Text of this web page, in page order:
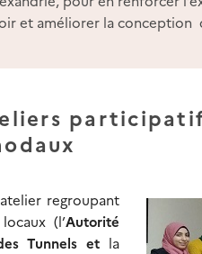
et améliorer la conception
regroupant
(l’Autorité
Tunnels etla